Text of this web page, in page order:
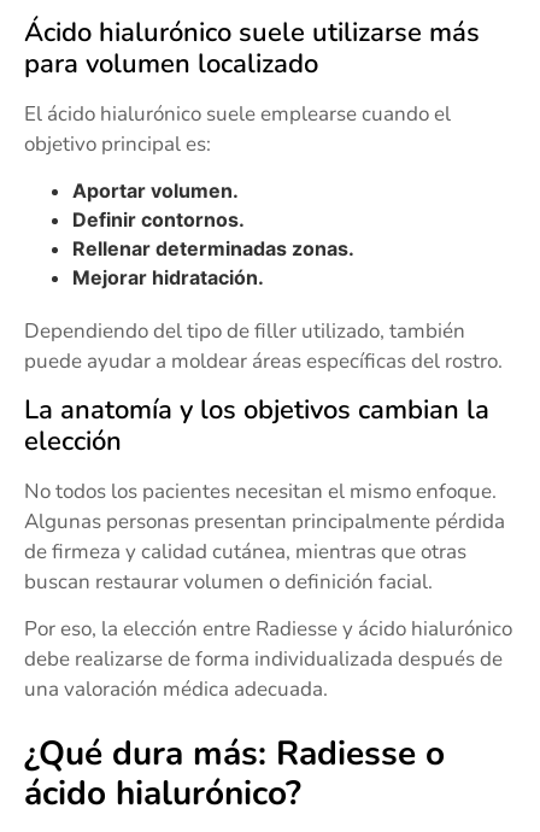
Ácido hialurónico suele utilizarse más
para volumen localizado
El ácido hialurónico suele emplearse cuando el
objetivo principal es:
Aportar volumen.
Definir contornos.
Rellenar determinadas zonas.
Mejorar hidratación.
Dependiendo del tipo de filler utilizado, también
puede ayudar a moldear áreas específicas del rostro.
La anatomía y los objetivos cambian la
elección
No todos los pacientes necesitan el mismo enfoque.
Algunas personas presentan principalmente pérdida
de firmeza y calidad cutánea, mientras que otras
buscan restaurar volumen o definición facial.
Por eso, la elección entre Radiesse y ácido hialurónico
debe realizarse de forma individualizada después de
una valoración médica adecuada.
¿Qué dura más: Radiesse o
ácido hialurónico?